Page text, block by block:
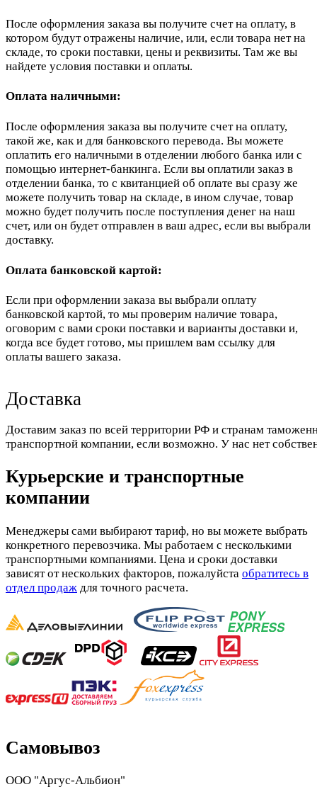
После оформления заказа вы получите счет на оплату, в
котором будут отражены наличие, или, если товара нет на
складе, то сроки поставки, цены и реквизиты. Там же вы
найдете условия поставки и оплаты.
Оплата наличными:
После оформления заказа вы получите счет на оплату,
такой же, как и для банковского перевода. Вы можете
оплатить его наличными в отделении любого банка или с
помощью интернет-банкинга. Если вы оплатили заказ в
отделении банка, то с квитанцией об оплате вы сразу же
можете получить товар на складе, в ином случае, товар
можно будет получить после поступления денег на наш
счет, или он будет отправлен в ваш адрес, если вы выбрали
доставку.
Оплата банковской картой:
Если при оформлении заказа вы выбрали оплату
банковской картой, то мы проверим наличие товара,
оговорим с вами сроки поставки и варианты доставки и,
когда все будет готово, мы пришлем вам ссылку для
оплаты вашего заказа.
Доставка
Доставим заказ по всей территории РФ и странам
транспортной компании, если возможно. У нас нет
Курьерские и транспортные
компании
Менеджеры сами выбирают тариф, но вы можете выбрать
конкретного перевозчика. Мы работаем с несколькими
транспортными компаниями. Цена и сроки доставки
зависят от нескольких факторов, пожалуйста обратитесь в
отдел продаж для точного расчета.
Самовывоз
ООО "Аргус-Альбион"